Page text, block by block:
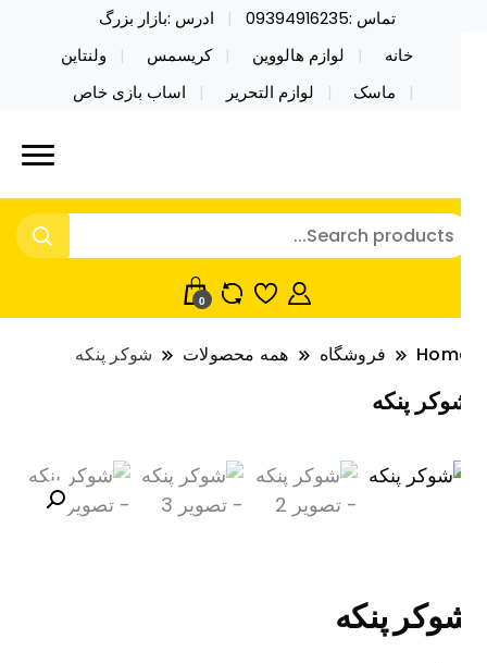
تماس :09394916235
ادرس :بازار بزرگ
خانه
لوازم هالووین کریسمس
ولنتاین
ماسک
لوازم التحریر اساب بازی خاص
تاین کادویی کریسمس اکسسوری
محصولات خاص فیجت اسباب بازی تراول ماگ نایکر
فروش عمده لوازم هالووین ولن تاین کادویی
اکسسوری ماسک در واردات مستقیم
0
فروشگاه همه محصولات شوکر پنکه
پنکه
پنکه